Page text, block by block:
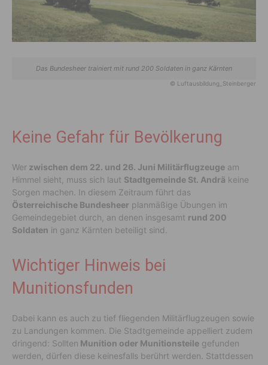
Das Bundesheer trainiert mit rund 200 Soldaten in ganz Kärnten
© Luftausbildung_Steinberger
Keine Gefahr für Bevölkerung
Wer zwischen dem 22. und 26. Juni Militärflugzeuge am
Himmel sieht, muss sich laut Stadtgemeinde St. Andrä keine
Sorgen machen. In diesem Zeitraum führt das
Österreichische Bundesheer planmäßige Übungen im
Gemeindegebiet durch, an denen insgesamt rund 200
Soldaten in ganz Kärnten beteiligt sind.
Wichtiger Hinweis bei
Munitionsfunden
Dabei kann es auch zu tief fliegenden Militärflugzeugen sowie
zu Landungen kommen. Die Stadtgemeinde appelliert zudem
dringend: Sollten Munition oder Munitionsteile gefunden
werden, dürfen diese keinesfalls berührt werden. Stattdessen